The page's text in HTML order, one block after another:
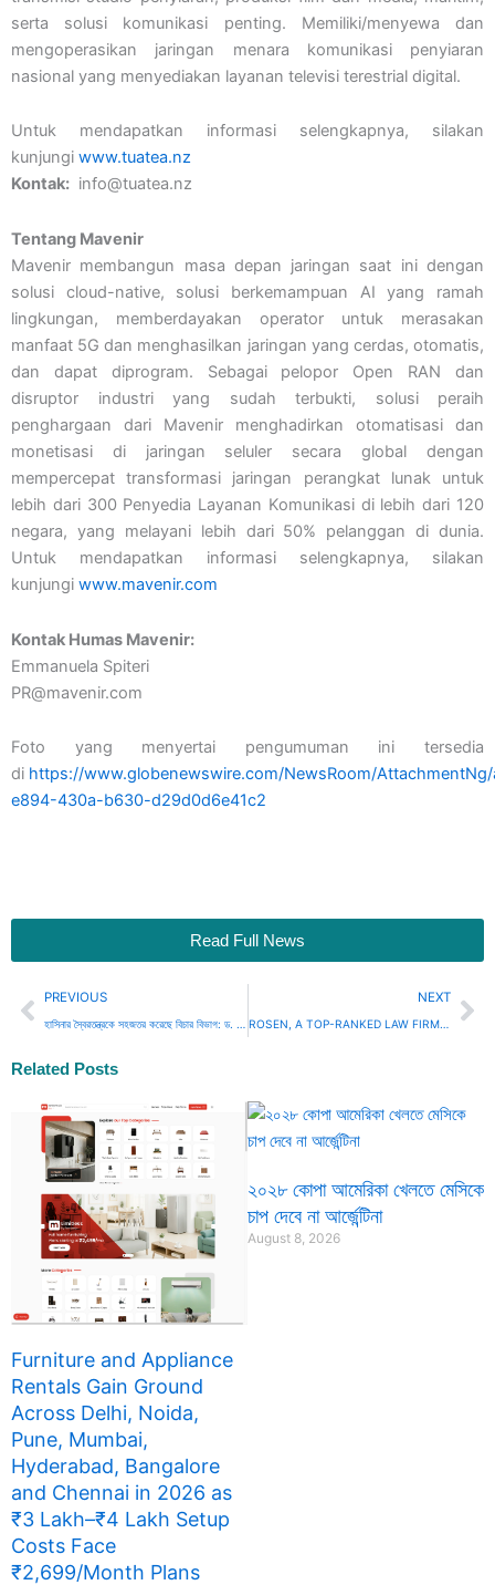
serta solusi komunikasi penting. Memiliki/menyewa dan
mengoperasikan jaringan menara komunikasi penyiaran
nasional yang menyediakan layanan televisi terestrial digital.
Untuk mendapatkan informasi selengkapnya, silakan
kunjungi www.tuatea.nz
Kontak: info@tuatea.nz
Tentang Mavenir
Mavenir membangun masa depan jaringan saat ini dengan
solusi cloud-native, solusi berkemampuan AI yang ramah
lingkungan, memberdayakan operator untuk merasakan
manfaat 5G dan menghasilkan jaringan yang cerdas, otomatis,
dan dapat diprogram. Sebagai pelopor Open RAN dan
disruptor industri yang sudah terbukti, solusi peraih
penghargaan dari Mavenir menghadirkan otomatisasi dan
monetisasi di jaringan seluler secara global dengan
mempercepat transformasi jaringan perangkat lunak untuk
lebih dari 300 Penyedia Layanan Komunikasi di lebih dari 120
negara, yang melayani lebih dari 50% pelanggan di dunia.
Untuk mendapatkan informasi selengkapnya, silakan
kunjungi www.mavenir.com
Kontak Humas Mavenir:
Emmanuela Spiteri
PR@mavenir.com
Foto yang menyertai pengumuman ini tersedia
di https://www.globenewswire.com/NewsRoom/
e894-430a-b630-d29d0d6e41c2
Read Full News
Prev
PREVIOUS
হাসিনার স্বৈরতন্ত্রকে সহজতর করেছে বিচার বিভাগ: ড. ইফতেখারুজ্জামান
NEXT
ROSEN, A TOP-RANKED LAW FIRM, Encourages Iris Energy Limited Investors to Secure Counsel Before Important Deadline in Securities Class Action First Filed by the Firm – IREN
Related Posts
Furniture and Appliance
Rentals Gain Ground
Across Delhi, Noida,
Pune, Mumbai,
Hyderabad, Bangalore
and Chennai in 2026 as
₹3 Lakh–₹4 Lakh Setup
Costs Face
₹2,699/Month Plans
২০২৮ কোপা আমেরিকা খেলতে মেসিকে
চাপ দেবে না আর্জেন্টিনা
August 8, 2026